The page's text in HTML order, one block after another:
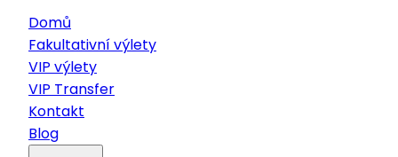
Domů
Fakultativní výlety
VIP výlety
VIP Transfer
Kontakt
Blog